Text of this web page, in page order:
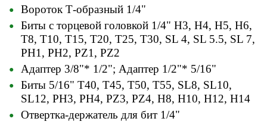
Вороток Т-образный 1/4"
Биты с торцевой головкой 1/4" Н3, H4, H5, H6,
T8, T10, T15, T20, T25, T30, SL 4, SL 5.5, SL 7,
PH1, PH2, PZ1, PZ2
Адаптер 3/8"* 1/2"; Адаптер 1/2"* 5/16"
Биты 5/16" T40, Т45, Т50, Т55, SL8, SL10,
SL12, PH3, PH4, PZ3, PZ4, Н8, H10, H12, H14
Отвертка-держатель для бит 1/4"